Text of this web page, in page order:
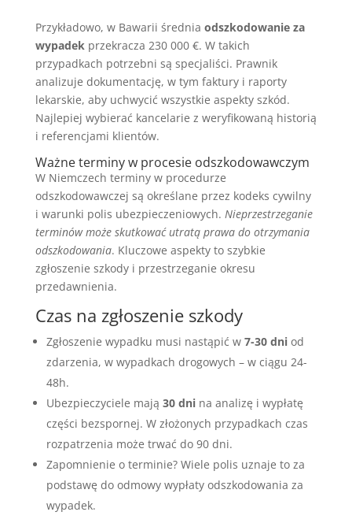
Przykładowo, w Bawarii średnia odszkodowanie za
wypadekprzekracza 230 000 €. W takich
przypadkach potrzebni są specjaliści. Prawnik
analizuje dokumentację, w tym faktury i raporty
lekarskie, aby uchwycić wszystkie aspekty szkód.
Najlepiej wybierać kancelarie z weryfikowaną historią
i referencjami klientów.
Ważne terminy w procesie odszkodowawczym
W Niemczech terminy w procedurze
odszkodowawczej są określane przez kodeks cywilny
i warunki polis ubezpieczeniowych. Nieprzestrzeganie
terminów może skutkować utratą prawa do otrzymania
odszkodowania. Kluczowe aspekty to szybkie
zgłoszenie szkody i przestrzeganie okresu
przedawnienia.
Czas na zgłoszenie szkody
Zgłoszenie wypadku musi nastąpić w 7-30 dniod
zdarzenia, w wypadkach drogowych – w ciągu 24-
48h.
Ubezpieczyciele mają 30 dnina analizę i wypłatę
części bezspornej. W złożonych przypadkach czas
rozpatrzenia może trwać do 90 dni.
Zapomnienie o terminie? Wiele polis uznaje to za
podstawę do odmowy wypłaty odszkodowania za
wypadek.